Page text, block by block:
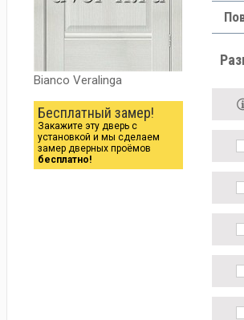
Bianco Veralinga
Бесплатный замер!
Закажите эту дверь с
установкой и мы сделаем
замер дверных проёмов
бесплатно!